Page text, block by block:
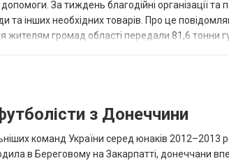
За тиждень благодійні організації та
та інших необхідних товарів. Про це
жителям громад області передали 81,6 тонни
з Донеччини
команд України серед юнаків 2012–2013
в Береговому на Закарпатті, донеччани